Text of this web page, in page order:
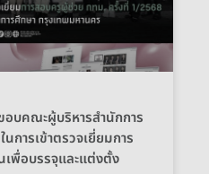
อบคณะผู้บริหารสำนักการ
การเข้าตรวจเยี่ยมการ
พื่อบรรจุและแต่งตั้ง